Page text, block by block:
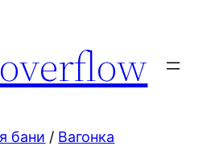
бани / Вагонка